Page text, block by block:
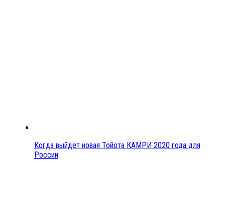
Когда выйдет новая Тойота КАМРИ 2020 года для
России